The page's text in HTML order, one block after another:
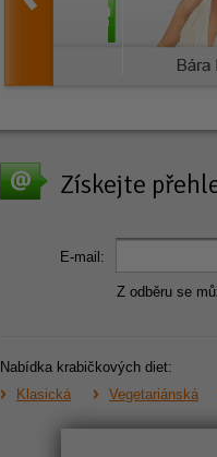
Získejte
E-mail:
Z odběru se
Nabídka krabičkových diet:
Klasická
Vegetariánská